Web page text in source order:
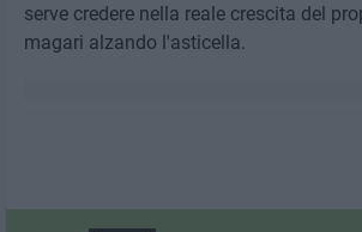
serve credere nella reale crescita del
magari alzando l'asticella.